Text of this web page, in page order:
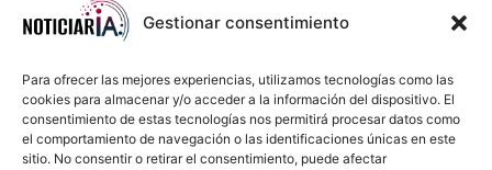
Gestionar consentimiento
Para ofrecer las mejores experiencias, utilizamos tecnologías como las
cookies para almacenar y/o acceder a la información del dispositivo. El
consentimiento de estas tecnologías nos permitirá procesar datos como
el comportamiento de navegación o las identificaciones únicas en este
sitio. No consentir o retirar el consentimiento, puede afectar